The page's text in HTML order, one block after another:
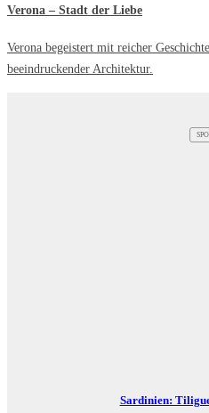
Verona – Stadt der Liebe
Verona begeistert mit reicher
beeindruckender Architektur.
Sardinien: